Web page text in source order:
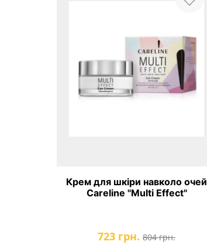
Крем для шкіри навколо очей
Careline "Multi Effect"
723 грн. 804 грн.